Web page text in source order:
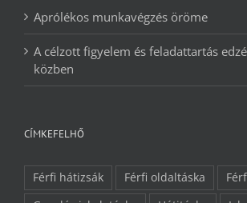
Aprólékos munkavégzés öröme
A célzott figyelem és feladattartás
közben
CÍMKEFELHŐ
Férfi hátizsák Férfi oldaltáska